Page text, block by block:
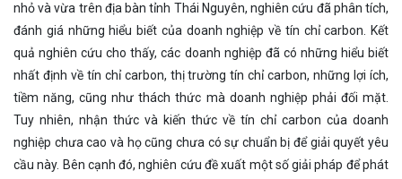
nhỏ và vừa trên địa bàn tỉnh Thái Nguyên, nghiên cứu đã phân tích,
đánh giá những hiểu biết của doanh nghiệp về tín chỉ carbon. Kết
quả nghiên cứu cho thấy, các doanh nghiệp đã có những hiểu biết
nhất định về tín chỉ carbon, thị trường tín chỉ carbon, những lợi ích,
tiềm năng, cũng như thách thức mà doanh nghiệp phải đối mặt.
Tuy nhiên, nhận thức và kiến thức về tín chỉ carbon của doanh
nghiệp chưa cao và họ cũng chưa có sự chuẩn bị để giải quyết yêu
cầu này. Bên cạnh đó, nghiên cứu đề xuất một số giải pháp để phát